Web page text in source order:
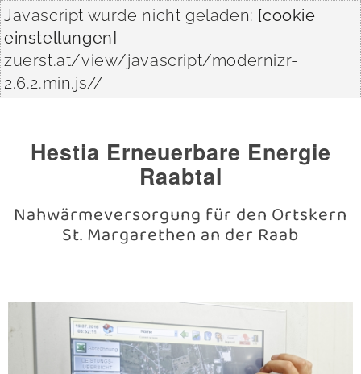
Javascript wurde nicht geladen: [cookie
einstellungen]
zuerst.at/view/javascript/modernizr-
2.6.2.min.js//
Hestia Erneuerbare Energie
Raabtal
Nahwärmeversorgung für den Ortskern
St. Margarethen an der Raab